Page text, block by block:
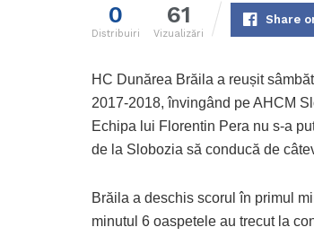
0
Distribuiri
61
Vizualizări
Share
HC Dunărea Brăila a reușit
2017-2018, învingând pe AHCM
Echipa lui Florentin Pera nu s-a
de la Slobozia să conducă de
Brăila a deschis scorul în primul
minutul 6 oaspetele au trecut la